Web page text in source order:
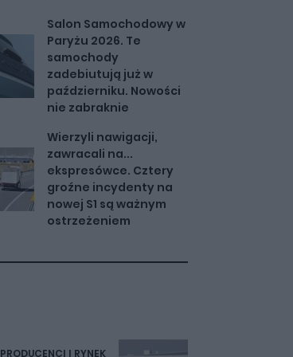
Salon Samochodowy w
Paryżu 2026. Te
samochody
zadebiutują już w
październiku. Nowości
nie zabraknie
Wierzyli nawigacji,
zawracali na...
ekspresówce. Cztery
groźne incydenty na
nowej S1 są ważnym
ostrzeżeniem
PRODUCENCI I RYNEK